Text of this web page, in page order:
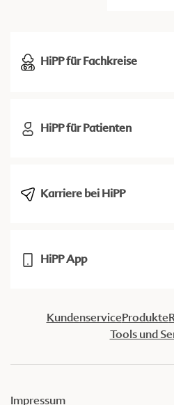
HiPP für Fachkreise
HiPP für Patienten
Karriere bei HiPP
HiPP App
KundenserviceProdukte
Tools und
Impressum